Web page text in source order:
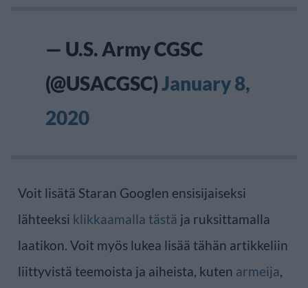
— U.S. Army CGSC
(@USACGSC)January 8,
2020
Voit lisätä Staran Googlen ensisijaiseksi
lähteeksi klikkaamalla tästä ja ruksittamalla
laatikon. Voit myös lukea lisää tähän artikkeliin
liittyvistä teemoista ja aiheista, kuten armeija,